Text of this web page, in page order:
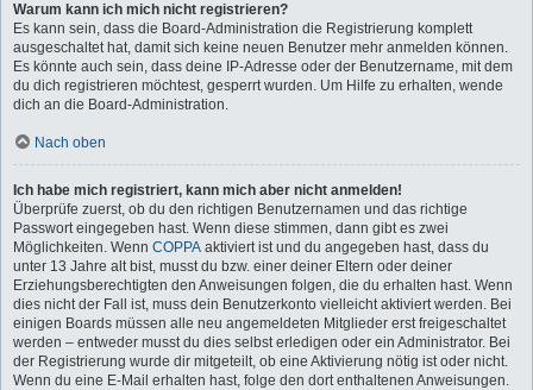
Warum kann ich mich nicht registrieren?
Es kann sein, dass die Board-Administration die Registrierung komplett
ausgeschaltet hat, damit sich keine neuen Benutzer mehr anmelden können.
Es könnte auch sein, dass deine IP-Adresse oder der Benutzername, mit dem
du dich registrieren möchtest, gesperrt wurden. Um Hilfe zu erhalten, wende
dich an die Board-Administration.
Nach oben
Ich habe mich registriert, kann mich aber nicht anmelden!
Überprüfe zuerst, ob du den richtigen Benutzernamen und das richtige
Passwort eingegeben hast. Wenn diese stimmen, dann gibt es zwei
Möglichkeiten. Wenn COPPA aktiviert ist und du angegeben hast, dass du
unter 13 Jahre alt bist, musst du bzw. einer deiner Eltern oder deiner
Erziehungsberechtigten den Anweisungen folgen, die du erhalten hast. Wenn
dies nicht der Fall ist, muss dein Benutzerkonto vielleicht aktiviert werden. Bei
einigen Boards müssen alle neu angemeldeten Mitglieder erst freigeschaltet
werden – entweder musst du dies selbst erledigen oder ein Administrator. Bei
der Registrierung wurde dir mitgeteilt, ob eine Aktivierung nötig ist oder nicht.
Wenn du eine E-Mail erhalten hast, folge den dort enthaltenen Anweisungen.